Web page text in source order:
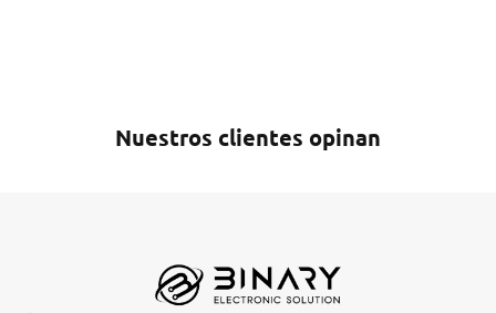
Nuestros clientes opinan